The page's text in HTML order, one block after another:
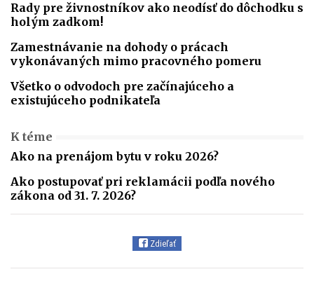
Rady pre živnostníkov ako neodísť do dôchodku s
holým zadkom!
Zamestnávanie na dohody o prácach
vykonávaných mimo pracovného pomeru
Všetko o odvodoch pre začínajúceho a
existujúceho podnikateľa
K téme
Ako na prenájom bytu v roku 2026?
Ako postupovať pri reklamácii podľa nového
zákona od 31. 7. 2026?
Zdieľať